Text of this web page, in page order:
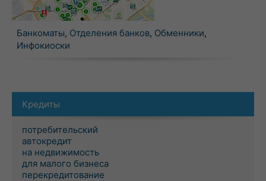
Банкоматы, Отделения банков, Обменники,
Инфокиоски
Кредиты
потребительский
автокредит
на недвижимость
для малого бизнеса
перекредитование